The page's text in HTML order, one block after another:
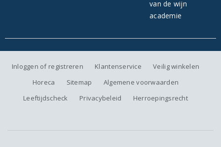
Inloggen of registreren Klantenservice
Veilig winkelen
Horeca
Sitemap
Algemene voorwaarden
Leeftijdscheck
Privacybeleid Herroepingsrecht